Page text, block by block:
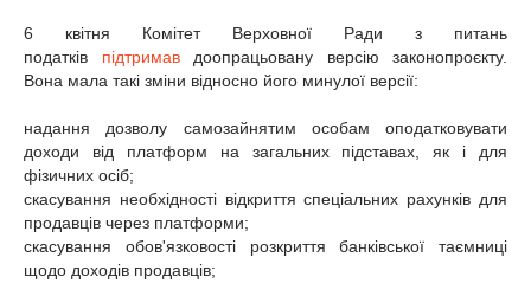
6 квітня Комітет Верховної Ради з питань
податків
підтримав
доопрацьовану версію законопроєкту.
Вона мала такі зміни відносно його минулої версії:
надання дозволу самозайнятим особам оподатковувати
доходи від платформ на загальних підставах, як і для
фізичних осіб;
скасування необхідності відкриття спеціальних рахунків для
продавців через платформи;
скасування обов'язковості розкриття банківської таємниці
щодо доходів продавців;